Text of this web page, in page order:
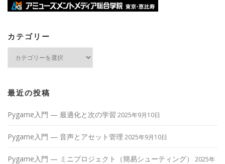
カテゴリー
ー
最近の投稿
Pygame入門 — 最適化と次の学習 2025年9月10日
Pygame入門 — 音声とアセット管理 2025年9月10日
Pygame入門 — ミニプロジェクト（簡易シューティング）
2025年